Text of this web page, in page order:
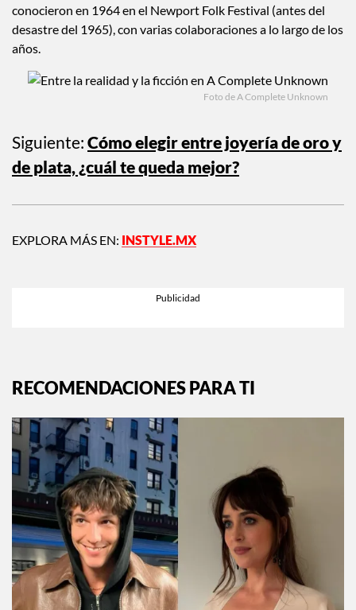
conocieron en 1964 en el Newport Folk Festival (antes del
desastre del 1965), con varias colaboraciones a lo largo de los
años.
Foto de A Complete Unknown
Siguiente: Cómo elegir entre joyería de oro y
de plata, ¿cuál te queda mejor?
EXPLORA MÁS EN: INSTYLE.MX
RECOMENDACIONES PARA TI